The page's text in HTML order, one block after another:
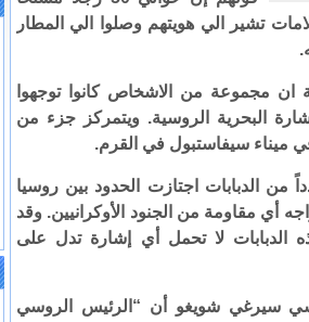
تشير الي هويتهم وصلوا الي المطار
ان مجموعة من الاشخاص كانوا توجهوا
البحرية الروسية. ويتمركز جزء من
ميناء سيفاستبول في القرم.
من الدبابات اجتازت الحدود بين روسيا
أي مقاومة من الجنود الأوكرانيين. وقد
لا تحمل أي إشارة تدل على
سيرغي شويغو أن “الرئيس الروسي